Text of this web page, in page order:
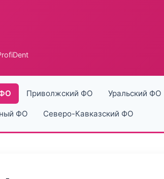
Приволжский ФО Уральский ФО
ФО Северо-Кавказский ФО